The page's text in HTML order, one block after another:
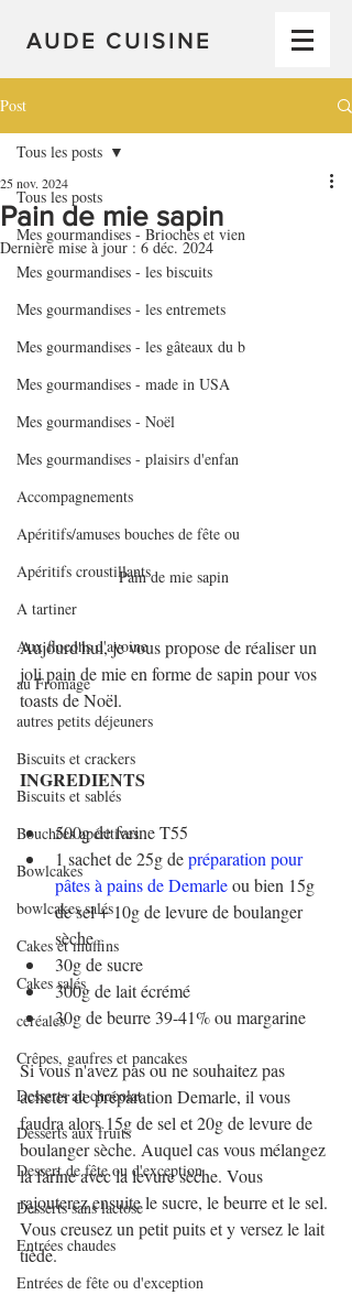
AUDE CUISINE
Post
Tous les posts
Mes gourmandises - Brioches et vien
Mes gourmandises - les biscuits
Mes gourmandises - les entremets
Mes gourmandises - les gâteaux du b
Mes gourmandises - made in USA
Mes gourmandises - Noël
Mes gourmandises - plaisirs d'enfan
Accompagnements
Apéritifs/amuses bouches de fête ou
Apéritifs croustillants
A tartiner
Aux flocons d'avoine
au Fromage
autres petits déjeuners
Biscuits et crackers
Biscuits et sablés
Bouchées apéritives
Bowlcakes
bowlcakes salés
Cakes et muffins
Cakes salés
céréales
Crêpes, gaufres et pancakes
Desserts au chocolat
Desserts aux fruits
Dessert de fête ou d'exception
Desserts sans lactose
Entrées chaudes
Entrées de fête ou d'exception
Tous les posts
Pain de mie sapin
25 nov. 2024
Dernière mise à jour : 6 déc. 2024
Pain de mie sapin
Aujourd'hui, je vous propose de réaliser un
joli pain de mie en forme de sapin pour vos
toasts de Noël.
INGREDIENTS
500g de farine T55
1 sachet de 25g de préparation pour
pâtes à pains de Demarle ou bien 15g
de sel + 10g de levure de boulanger
sèche
30g de sucre
300g de lait écrémé
30g de beurre 39-41% ou margarine
Si vous n'avez pas ou ne souhaitez pas
acheter de préparation Demarle, il vous
faudra alors 15g de sel et 20g de levure de
boulanger sèche. Auquel cas vous mélangez
la farine avec la levure sèche. Vous
rajouterez ensuite le sucre, le beurre et le sel.
Vous creusez un petit puits et y versez le lait
tiède.